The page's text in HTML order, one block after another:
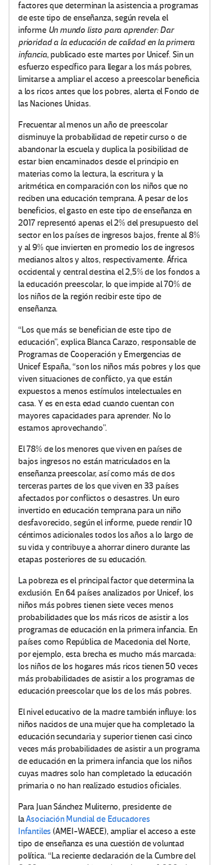
factores que determinan la asistencia a programas
de este tipo de enseñanza, según revela el
informe Un mundo listo para aprender: Dar
prioridad a la educación de calidad en la primera
infancia, publicado este martes por Unicef. Sin un
esfuerzo específico para llegar a los más pobres,
limitarse a ampliar el acceso a preescolar beneficia
a los ricos antes que los pobres, alerta el Fondo de
las Naciones Unidas.
Frecuentar al menos un año de preescolar
disminuye la probabilidad de repetir curso o de
abandonar la escuela y duplica la posibilidad de
estar bien encaminados desde el principio en
materias como la lectura, la escritura y la
aritmética en comparación con los niños que no
reciben una educación temprana. A pesar de los
beneficios, el gasto en este tipo de enseñanza en
2017 representó apenas el 2% del presupuesto del
sector en los países de ingresos bajos, frente al 8%
y al 9% que invierten en promedio los de ingresos
medianos altos y altos, respectivamente. África
occidental y central destina el 2,5% de los fondos a
la educación preescolar, lo que impide al 70% de
los niños de la región recibir este tipo de
enseñanza.
“Los que más se benefician de este tipo de
educación”, explica Blanca Carazo, responsable de
Programas de Cooperación y Emergencias de
Unicef España, “son los niños más pobres y los que
viven situaciones de conflicto, ya que están
expuestos a menos estímulos intelectuales en
casa. Y es en esta edad cuando cuentan con
mayores capacidades para aprender. No lo
estamos aprovechando”.
El 78% de los menores que viven en países de
bajos ingresos no están matriculados en la
enseñanza preescolar, así como más de dos
terceras partes de los que viven en 33 países
afectados por conflictos o desastres. Un euro
invertido en educación temprana para un niño
desfavorecido, según el informe, puede rendir 10
céntimos adicionales todos los años a lo largo de
su vida y contribuye a ahorrar dinero durante las
etapas posteriores de su educación.
La pobreza es el principal factor que determina la
exclusión. En 64 países analizados por Unicef, los
niños más pobres tienen siete veces menos
probabilidades que los más ricos de asistir a los
programas de educación en la primera infancia. En
países como República de Macedonia del Norte,
por ejemplo, esta brecha es mucho más marcada:
los niños de los hogares más ricos tienen 50 veces
más probabilidades de asistir a los programas de
educación preescolar que los de los más pobres.
El nivel educativo de la madre también influye: los
niños nacidos de una mujer que ha completado la
educación secundaria y superior tienen casi cinco
veces más probabilidades de asistir a un programa
de educación en la primera infancia que los niños
cuyas madres solo han completado la educación
primaria o no han realizado estudios oficiales.
Para Juan Sánchez Muliterno, presidente de
laAsociación Mundial de Educadores
Infantiles (AMEI-WAECE), ampliar el acceso a este
tipo de enseñanza es una cuestión de voluntad
política. “La reciente declaración de la Cumbre del